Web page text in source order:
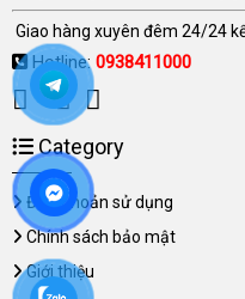
Giao hàng xuyên đêm 24/24
Hotline: 0938411000
Category
Điều khoản sử dụng
Chính sách bảo mật
Giới thiệu